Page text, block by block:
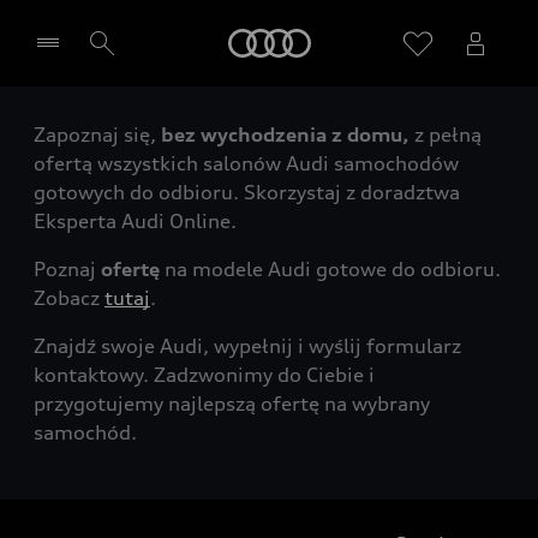
Wybierz Twojego Partnera Audi
Zapoznaj się, bez wychodzenia z domu, z pełną
ofertą wszystkich salonów Audi samochodów
gotowych do odbioru. Skorzystaj z doradztwa
Eksperta Audi Online.
Poznaj ofertę na modele Audi gotowe do odbioru.
Zobacz tutaj.
Znajdź swoje Audi, wypełnij i wyślij formularz
kontaktowy. Zadzwonimy do Ciebie i
przygotujemy najlepszą ofertę na wybrany
samochód.